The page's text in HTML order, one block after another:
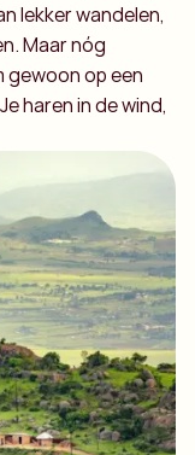
lekker wandelen,
Maar nóg
gewoon op een
haren in de wind,